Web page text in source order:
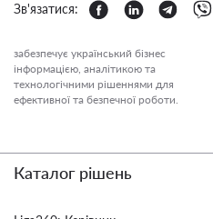
Зв'язатися:
забезпечує український бізнес
інформацією, аналітикою та
технологічними рішеннями для
ефективної та безпечної роботи.
Каталог рішень